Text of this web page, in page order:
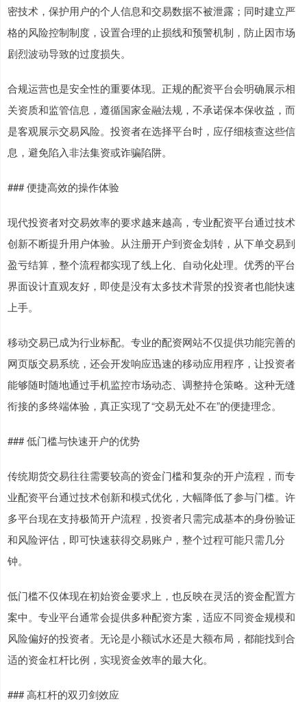
密技术，保护用户的个人信息和交易数据不被泄露；同时建立严
格的风险控制制度，设置合理的止损线和预警机制，防止因市场
剧烈波动导致的过度损失。
合规运营也是安全性的重要体现。正规的配资平台会明确展示相
关资质和监管信息，遵循国家金融法规，不承诺保本保收益，而
是客观展示交易风险。投资者在选择平台时，应仔细核查这些信
息，避免陷入非法集资或诈骗陷阱。
### 便捷高效的操作体验
现代投资者对交易效率的要求越来越高，专业配资平台通过技术
创新不断提升用户体验。从注册开户到资金划转，从下单交易到
盈亏结算，整个流程都实现了线上化、自动化处理。优秀的平台
界面设计直观友好，即使是没有太多技术背景的投资者也能快速
上手。
移动交易已成为行业标配。专业的配资网站不仅提供功能完善的
网页版交易系统，还会开发响应迅速的移动应用程序，让投资者
能够随时随地通过手机监控市场动态、调整持仓策略。这种无缝
衔接的多终端体验，真正实现了“交易无处不在”的便捷理念。
### 低门槛与快速开户的优势
传统期货交易往往需要较高的资金门槛和复杂的开户流程，而专
业配资平台通过技术创新和模式优化，大幅降低了参与门槛。许
多平台现在支持极简开户流程，投资者只需完成基本的身份验证
和风险评估，即可快速获得交易账户，整个过程可能只需几分
钟。
低门槛不仅体现在初始资金要求上，也反映在灵活的资金配置方
案中。专业平台通常会提供多种配资方案，适应不同资金规模和
风险偏好的投资者。无论是小额试水还是大额布局，都能找到合
适的资金杠杆比例，实现资金效率的最大化。
### 高杠杆的双刃剑效应